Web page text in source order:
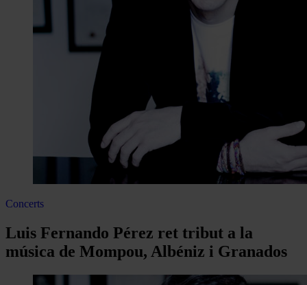
Concerts
Luis Fernando Pérez ret tribut a la
música de Mompou, Albéniz i Granados